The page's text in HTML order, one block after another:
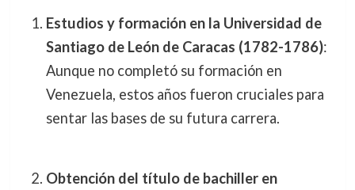
Estudios y formación en la Universidad de
Santiago de León de Caracas (1782-1786):
Aunque no completó su formación en
Venezuela, estos años fueron cruciales para
sentar las bases de su futura carrera.
Obtención del título de bachiller en